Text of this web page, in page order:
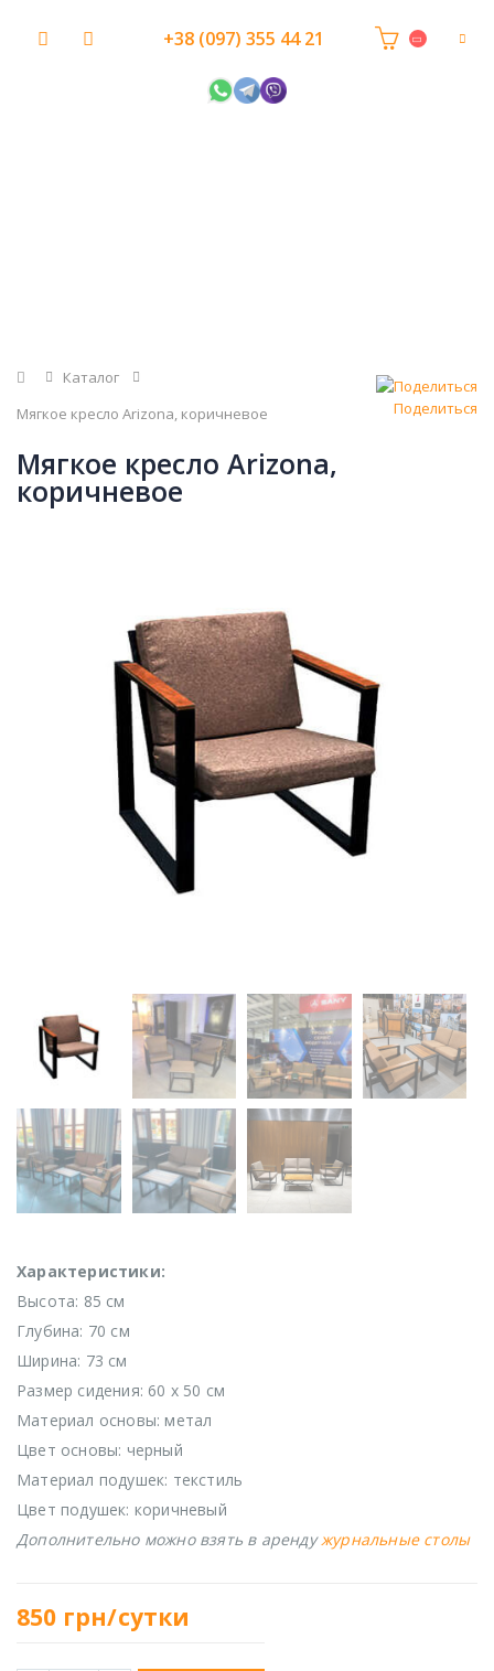
+38 (097) 355 44 21
Главная
Каталог
Мягкое кресло Arizona, коричневое
Поделиться
Мягкое кресло Arizona,
коричневое
Характеристики:
Высота: 85 см
Глубина: 70 см
Ширина: 73 см
Размер сидения: 60 х 50 см
Материал основы: метал
Цвет основы: черный
Материал подушек: текстиль
Цвет подушек: коричневый
Дополнительно можно взять в арендужурнальные столы
850 грн/сутки